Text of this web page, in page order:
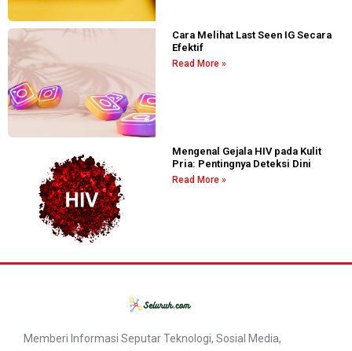
Cara Melihat Last Seen IG Secara
Efektif
Read More »
Mengenal Gejala HIV pada Kulit
Pria: Pentingnya Deteksi Dini
Read More »
Memberi Informasi Seputar Teknologi, Sosial Media,